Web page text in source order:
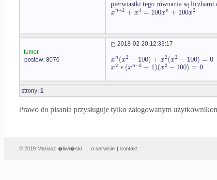
pierwiastki tego równania są liczbami
xn+2 +x4 = 100xn + 100x2
tumor
postów: 8070
2018-02-20 12:33:17
xn(x2 − 100) + x2(x2 − 100) = 0
x2 ∗(xn−2 +1)(x2 − 100) = 0
strony: 1
Prawo do pisania przysługuje tylko zalogowanym
© 2019 Mariusz �liwi�ski o serwisie | kontakt